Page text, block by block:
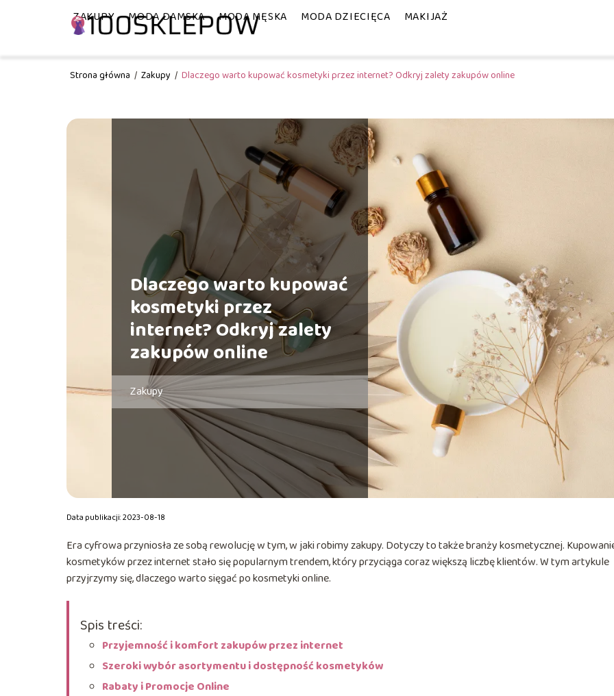
ZAKUPY MODA DAMSKA MODA MĘSKA MODA DZIECIĘCA MAKIJAŻ
Strona główna / Zakupy / Dlaczego warto kupować kosmetyki przez internet? Odkryj zalety zakupów online
Dlaczego warto kupować
kosmetyki przez
internet? Odkryj zalety
zakupów online
Zakupy
Data publikacji: 2023-08-18
Era cyfrowa przyniosła ze sobą rewolucję w tym, w jaki robimy zakupy. Dotyczy to także branży kosmetycznej.
kosmetyków przez internet stało się popularnym trendem, który przyciąga coraz większą liczbę klientów. W tym artykule
przyjrzymy się, dlaczego warto sięgać po kosmetyki online.
Spis treści:
Przyjemność i komfort zakupów przez internet
Szeroki wybór asortymentu i dostępność kosmetyków
Rabaty i Promocje Online